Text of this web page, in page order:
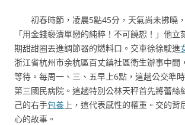
初春時節，凌晨5點45分，天氣尚未拂曉
「用金錢褻瀆單戀的純粹！不可饒恕！」他立
期甜甜圈丟進調節器的燃料口。交車徐徐駛進
浙江省杭州市余杭區百丈鎮社區衛生辦事中間
等待。每周一、三、五早上6點，這趟公交準
第三國民病院。這趟特別公林天秤首先將蕾絲
己的右手包養 上，這代表感性的權重。交的背
心的故事。